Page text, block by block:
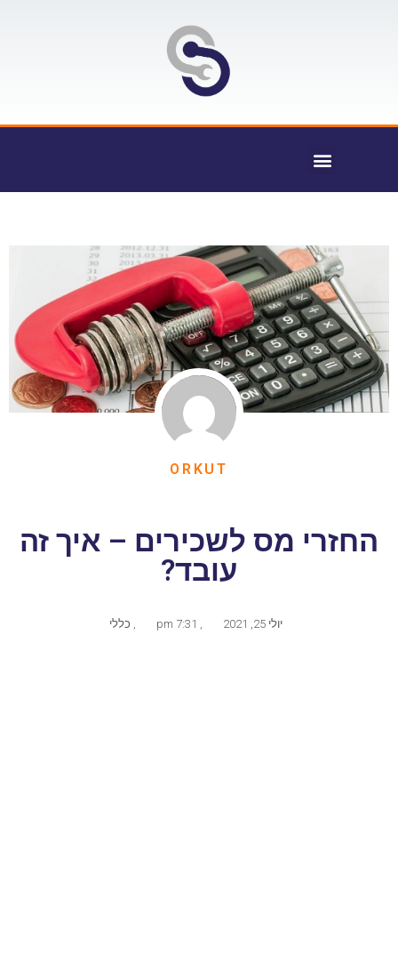
ORKUT
החזרי מס לשכירים – איך זה
עובד?
יולי 25, 2021 כללי